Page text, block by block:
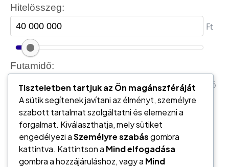
Tiszteletben tartjuk az Ön magánszféráját
A sütik segítenek javítani az élményt, személyre
szabott tartalmat szolgáltatni és elemezni a
forgalmat. Kiválaszthatja, mely sütiket
engedélyezi aSzemélyre szabásgombra
kattintva. Kattintson a Mind elfogadása
gombra a hozzájáruláshoz, vagy a Mind